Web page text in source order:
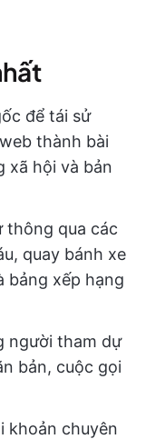
để tái sử
thành bài
xã hội và bản
thông qua các
quay bánh xe
bảng xếp hạng
người tham dự
bản, cuộc gọi
khoản chuyên